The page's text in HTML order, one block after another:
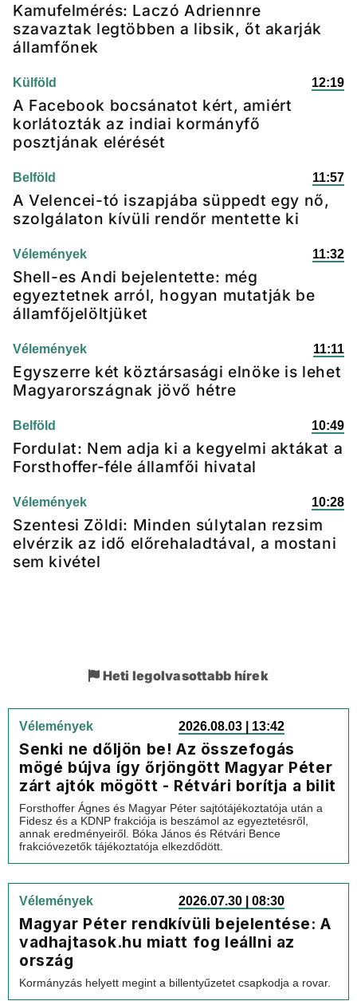
Kamufelmérés: Laczó Adriennre
szavaztak legtöbben a libsik, őt akarják
államfőnek
Külföld 12:19
A Facebook bocsánatot kért, amiért
korlátozták az indiai kormányfő
posztjának elérését
Belföld 11:57
A Velencei-tó iszapjába süppedt egy nő,
szolgálaton kívüli rendőr mentette ki
Vélemények 11:32
Shell-es Andi bejelentette: még
egyeztetnek arról, hogyan mutatják be
államfőjelöltjüket
Vélemények 11:11
Egyszerre két köztársasági elnöke is lehet
Magyarországnak jövő hétre
Belföld 10:49
Fordulat: Nem adja ki a kegyelmi aktákat a
Forsthoffer-féle államfői hivatal
Vélemények 10:28
Szentesi Zöldi: Minden súlytalan rezsim
elvérzik az idő előrehaladtával, a mostani
sem kivétel
Heti legolvasottabb hírek
Vélemények 2026.08.03 | 13:42
Senki ne dőljön be! Az összefogás
mögé bújva így őrjöngött Magyar Péter
zárt ajtók mögött - Rétvári borítja a bilit
Forsthoffer Ágnes és Magyar Péter sajtótájékoztatója után a
Fidesz és a KDNP frakciója is beszámol az egyeztetésről,
annak eredményeiről. Bóka János és Rétvári Bence
frakcióvezetők tájékoztatója elkezdődött.
Vélemények 2026.07.30 | 08:30
Magyar Péter rendkívüli bejelentése: A
vadhajtasok.hu miatt fog leállni az
ország
Kormányzás helyett megint a billentyűzetet csapkodja a rovar.